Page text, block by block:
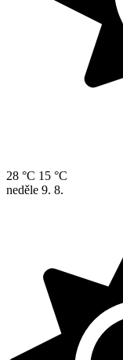
28 °C 15 °C
neděle 9. 8.